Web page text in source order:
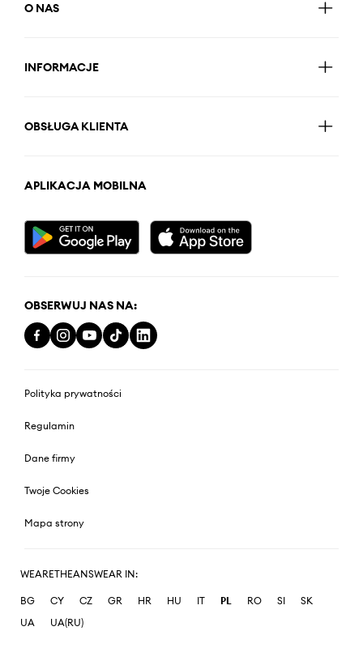
O NAS
INFORMACJE
OBSŁUGA KLIENTA
APLIKACJA MOBILNA
OBSERWUJ NAS NA:
Polityka prywatności
Regulamin
Dane firmy
Twoje Cookies
Mapa strony
WEARETHEANSWEAR IN:
BG CY CZ GR HR HU IT PL RO SI
SK
UA
UA(RU)